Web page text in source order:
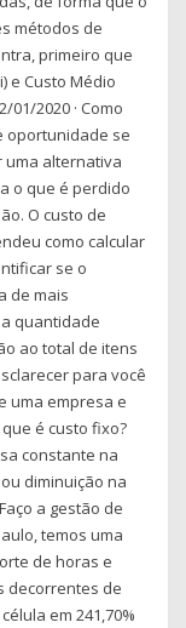
métodos de
primeiro que
e Custo Médio
2020 · Como
oportunidade se
alternativa
o que é perdido
O custo de
como calcular
se o
de mais
quantidade
ao total de itens
para você
uma empresa e
é custo fixo?
constante na
diminuição na
a gestão de
temos uma
de horas e
decorrentes de
em 241,70%